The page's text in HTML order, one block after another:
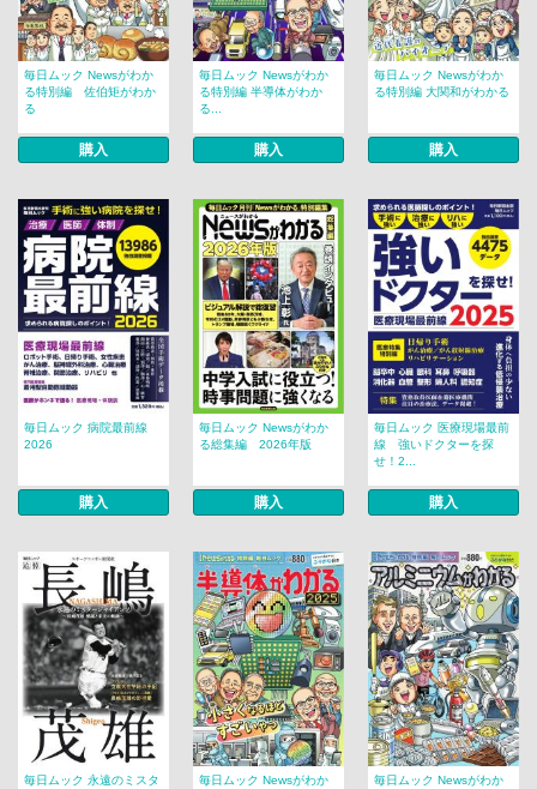
毎日ムック Newsがわか
る特別編 佐伯矩がわか
る
購入
毎日ムック Newsがわか
る特別編 半導体がわか
る...
購入
毎日ムック Newsがわか
る特別編 大関和がわかる
購入
毎日ムック 病院最前線
2026
購入
毎日ムック Newsがわか
る総集編 2026年版
購入
毎日ムック 医療現場最前
線 強いドクターを探
せ！2...
購入
毎日ムック 永遠のミスタ
毎日ムック Newsがわか
毎日ムック Newsがわか